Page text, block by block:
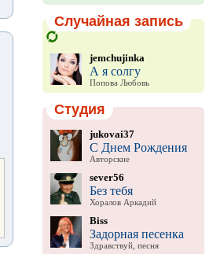
Случайная запись
jemchujinka
А я солгу
Попова Любовь
Студия
jukovai37
С Днем Рождения
Авторские
sever56
Без тебя
Хоралов Аркадий
Biss
Задорная песенка
Здравствуй, песня